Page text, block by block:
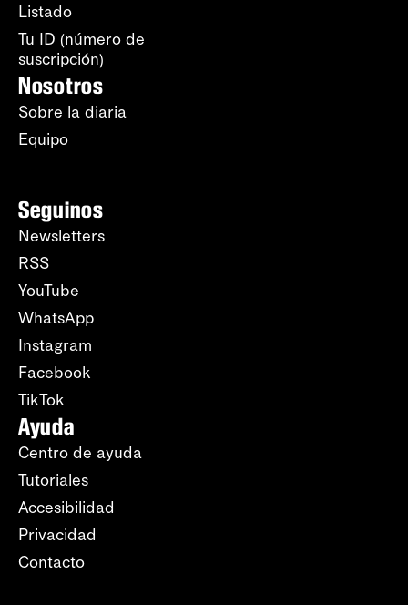
Listado
Tu ID (número de
suscripción)
Nosotros
Sobre la diaria
Equipo
Seguinos
Newsletters
RSS
YouTube
WhatsApp
Instagram
Facebook
TikTok
Ayuda
Centro de ayuda
Tutoriales
Accesibilidad
Privacidad
Contacto